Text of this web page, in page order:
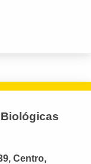
Centro,